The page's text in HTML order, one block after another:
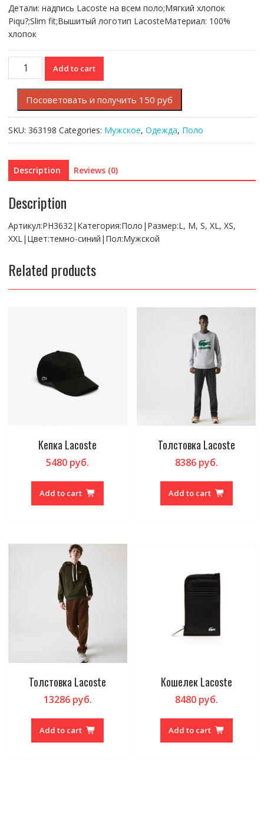
Детали: надпись Lacoste на всем поло;Мягкий хлопок
Рiqu?;Slim fit;Вышитый логотип LacosteМатериал: 100%
хлопок
Поло
Lacoste
quantity
Add to cart
Посоветовать и получить 150 руб
SKU: 363198 Categories: Мужское, Одежда, Поло
Description Reviews (0)
Description
Артикул:PH3632|Категория:Поло|Размер:L, M, S, XL, XS,
XXL|Цвет:темно-синий|Пол:Мужской
Related products
Кепка Lacoste
5480 руб.
Add to cart
Толстовка Lacoste
8386руб.
Add to cart
Толстовка Lacoste
13286руб.
Add to cart
Кошелек Lacoste
8480руб.
Add to cart